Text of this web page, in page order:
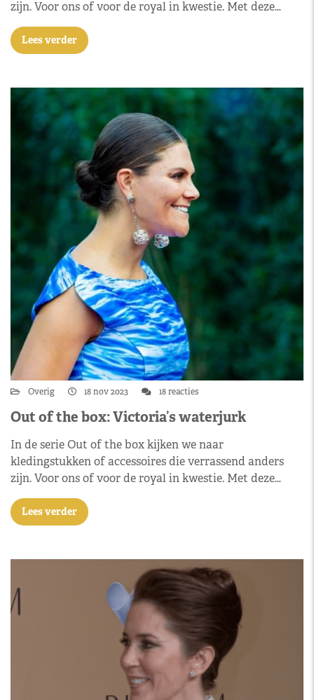
zijn. Voor ons of voor de royal in kwestie. Met deze…
Lees verder
Overig 18 nov 2023 18 reacties
Out of the box: Victoria’s waterjurk
In de serie Out of the box kijken we naar
kledingstukken of accessoires die verrassend anders
zijn. Voor ons of voor de royal in kwestie. Met deze…
Lees verder